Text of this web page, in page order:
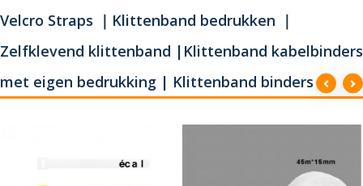
Velcro Straps ｜Klittenband bedrukken ｜
Zelfklevend klittenband |Klittenband kabelbinders
met eigen bedrukking | Klittenband binders